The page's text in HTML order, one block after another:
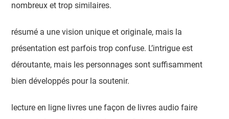
nombreux et trop similaires.
résumé a une vision unique et originale, mais la
présentation est parfois trop confuse. L’intrigue est
déroutante, mais les personnages sont suffisamment
bien développés pour la soutenir.
lecture en ligne livres une façon de livres audio faire